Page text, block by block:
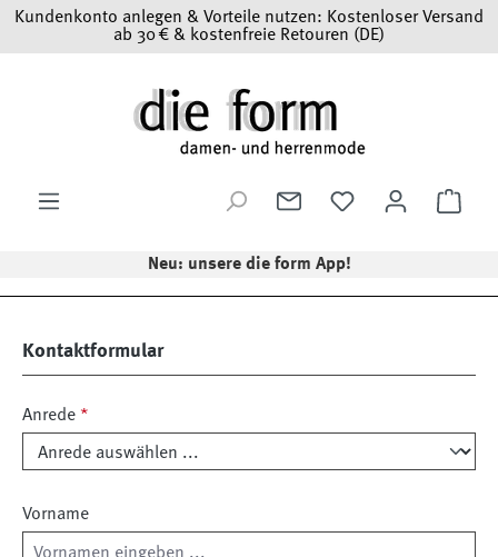
Zum Hauptinhalt springen
Kundenkonto anlegen & Vorteile nutzen: Kostenloser Versand
ab 30 € & kostenfreie Retouren (DE)
Du hast 0
Neu: unsere die form App!
Kontaktformular
Anrede *
Vorname